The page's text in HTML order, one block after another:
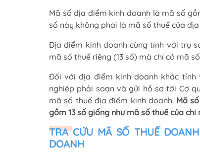
Mã số địa điểm kinh doanh là mã số
số này không phải là mã số thuế của
Địa điểm kinh doanh cùng tỉnh với trụ
mã số thuế riêng (13 số) mà chỉ có mã
Đối với địa điểm kinh doanh khác tỉnh
nghiệp phải soạn và gửi hồ sơ tới Cơ
mã số thuế địa điểm kinh doanh. Mã
gồm 13 số giống như mã số thuế của
TRA CỨU MÃ SỐ THUẾ
DOANH